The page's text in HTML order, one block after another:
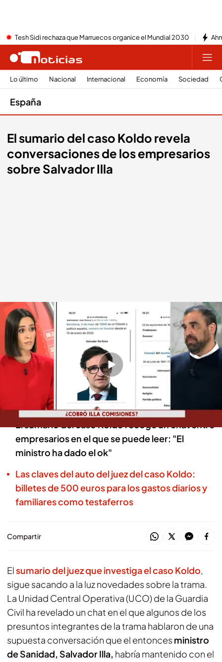
Tesh Sidi rechaza que Marruecos organice el Mundial 2030
Lo último Nacional Internacional Economía Sociedad
España
El sumario del caso Koldo revela
conversaciones de los empresarios
sobre Salvador Illa
Sumario caso Koldo
Redacción digital Noticias Cuatro
07 MAR 2024 - 15:25h.
La UCO ha revelado un chat en el que algunos
de los presuntos integrantes de la trama
hablaron de una conversación con Salvador Illa
El sumario del caso Koldo recoge un chat entre
empresarios en el que se puede leer: "El
ministro ha dado el ok"
Las claves del auto del juez del caso Koldo:
billetes de 500 euros para los gastos diarios y
familiares como testaferros
Compartir
Elsumario del juez que investiga el caso Koldo,
sigue sacando a la luz novedades sobre la trama.
La Unidad Central Operativa (UCO) de la Guardia
Civil ha revelado un chat en el que algunos de los
presuntos integrantes de la trama hablaron de una
supuesta conversación que el entonces ministro
de Sanidad, Salvador Illa, habría mantenido con el